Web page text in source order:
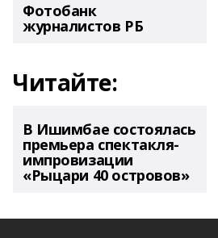
Фотобанк
журналистов РБ
Читайте:
В Ишимбае состоялась
премьера спектакля-
импровизации
«Рыцари 40 островов»